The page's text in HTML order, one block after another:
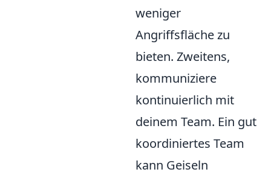
weniger
Angriffsfläche zu
bieten. Zweitens,
kommuniziere
kontinuierlich mit
deinem Team. Ein gut
koordiniertes Team
kann Geiseln